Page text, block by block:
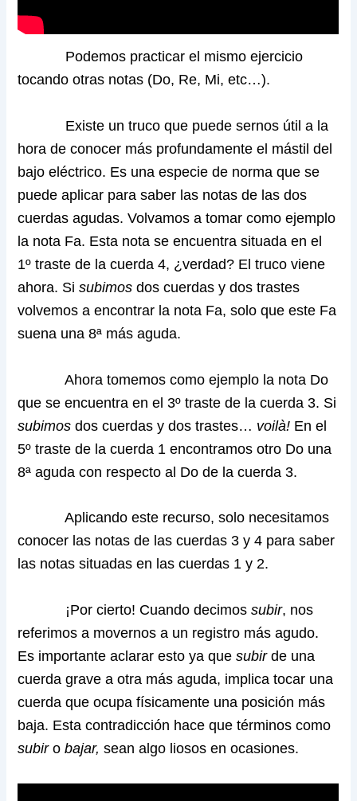
Podemos practicar el mismo ejercicio
tocando otras notas (Do, Re, Mi, etc…).
Existe un truco que puede sernos útil a la
hora de conocer más profundamente el mástil del
bajo eléctrico. Es una especie de norma que se
puede aplicar para saber las notas de las dos
cuerdas agudas. Volvamos a tomar como ejemplo
la nota Fa. Esta nota se encuentra situada en el
1º traste de la cuerda 4, ¿verdad? El truco viene
ahora. Sisubimos dos cuerdas y dos trastes
volvemos a encontrar la nota Fa, solo que este Fa
suena una 8ª más aguda.
Ahora tomemos como ejemplo la nota Do
que se encuentra en el 3º traste de la cuerda 3. Si
subimos dos cuerdas y dos trastes… voilà! En el
5º traste de la cuerda 1 encontramos otro Do una
8ª aguda con respecto al Do de la cuerda 3.
Aplicando este recurso, solo necesitamos
conocer las notas de las cuerdas 3 y 4 para saber
las notas situadas en las cuerdas 1 y 2.
¡Por cierto! Cuando decimossubir, nos
referimos a movernos a un registro más agudo.
Es importante aclarar esto ya quesubirde una
cuerda grave a otra más aguda, implica tocar una
cuerda que ocupa físicamente una posición más
baja. Esta contradicción hace que términos como
subirobajar,sean algo liosos en ocasiones.